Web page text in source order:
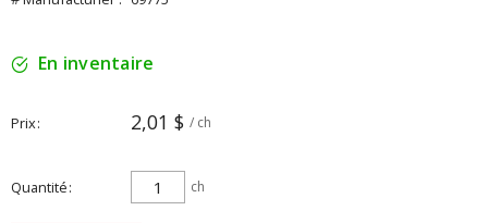
En inventaire
Prix 2,01 $ / ch
Quantité ch